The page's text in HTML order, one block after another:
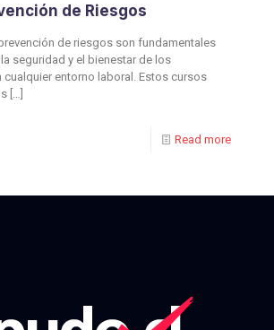
de Riesgos
de riesgos son fundamentales
seguridad y el bienestar de los
cualquier entorno laboral. Estos cursos
Read more